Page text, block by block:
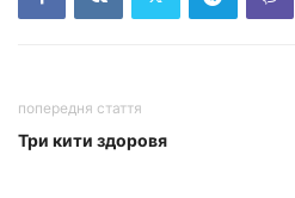
попередня стаття
Три кити здоровя